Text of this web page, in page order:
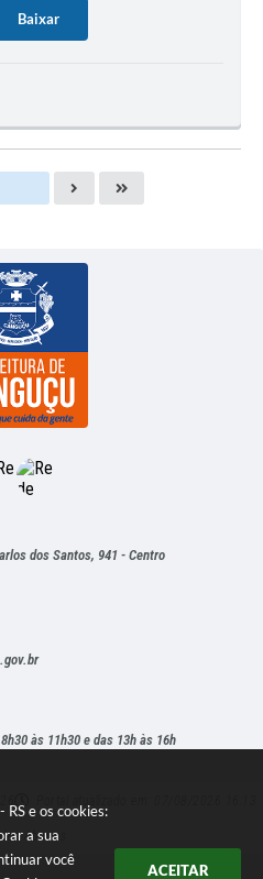
e os cookies:
a sua
você
ACEITAR
Baixar
dos Santos, 941 - Centro
às 11h30 e das 13h às 16h
Abertos